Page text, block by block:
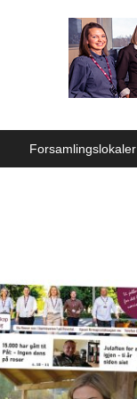
Forsamlingslokaler